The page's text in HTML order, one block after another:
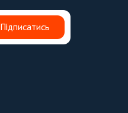
Підписатись